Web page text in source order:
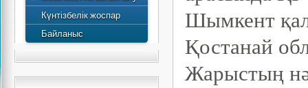
Шымкент
Қостанай
Жарыстың
Күнтізбелік жоспар
Байланыс